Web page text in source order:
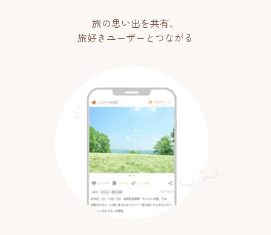
旅の思い出を共有、
旅好きユーザーとつながる